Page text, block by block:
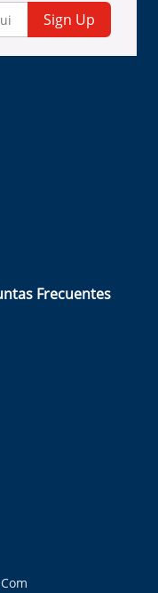
Sign Up
Frecuentes